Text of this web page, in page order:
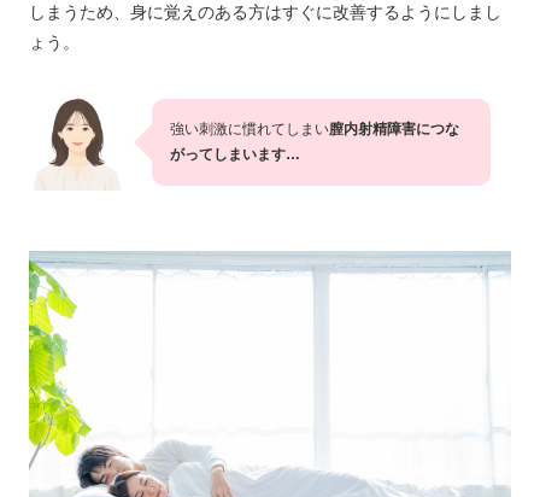
しまうため、身に覚えのある方はすぐに改善するようにしまし
ょう。
強い刺激に慣れてしまい膣内射精障害につな
がってしまいます…